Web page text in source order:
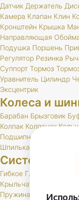
Датчик Держатель
Камера Клапан Клин
Кронштейн Крышка
Направляющая
Подушка Поршень
Регулятор Резинка
Суппорт Тормоз
Уравнитель Цилиндр
Эксцентрик
Колеса и
Барабан Брызговик
Колпак Колпачок
Подшипник
Шпилька
Система
Гибкое Глушитель
Крыльчатка
Пружина
Резонатор